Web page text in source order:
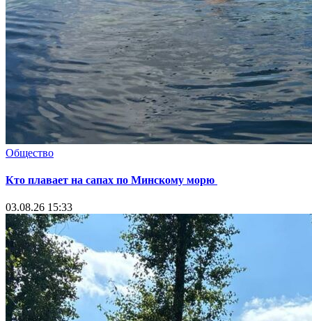
Общество
Кто плавает на сапах по Минскому морю
03.08.26 15:33